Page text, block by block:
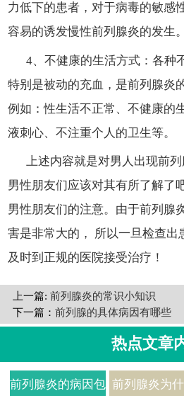
力低下的患者，对于病毒的敏感
容易的诱发慢性前列腺炎的发生。
4、不健康的生活方式：各种
特别是被动的充血，是前列腺炎
例如：性生活不正常、不健康的
液刺心、不注重个人的卫生等。
上述内容就是对男人出现前
男性朋友们应该对其有所了解了
男性朋友们的注意。由于前列腺
害是非常大的， 所以一旦检查出
及时到正规的医院接受治疗！
上一篇: 前列腺炎的常识小知识
下一篇： 前列腺的具体病因有哪些
热点文章
前列腺炎的病因包 前列腺炎为